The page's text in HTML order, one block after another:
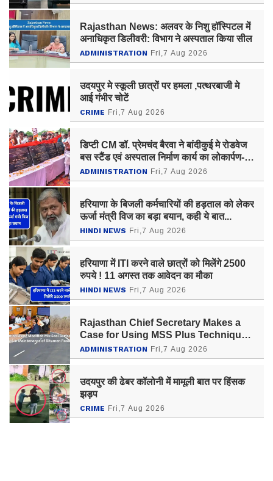
Rajasthan News: अलवर के निशु हॉस्पिटल में
अनाधिकृत डिलीवरी: विभाग ने अस्पताल किया सील
ADMINISTRATION Fri,7 Aug 2026
उदयपुर मे स्कूली छात्रों पर हमला ,पत्थरबाजी मे
आई गंभीर चोटें
CRIME Fri,7 Aug 2026
डिप्टी CM डॉ. प्रेमचंद बैरवा ने बांदीकुई मे रोडवेज
बस स्टैंड एवं अस्पताल निर्माण कार्य का लोकार्पण-
शिलान्यास किया
ADMINISTRATION Fri,7 Aug 2026
हरियाणा के बिजली कर्मचारियों की हड़ताल को लेकर
ऊर्जा मंत्री विज का बड़ा बयान, कही ये बात...
HINDI NEWS Fri,7 Aug 2026
हरियाणा में ITI करने वाले छात्रों को मिलेंगे 2500
रुपये ! 11 अगस्त तक आवेदन का मौका
HINDI NEWS Fri,7 Aug 2026
Rajasthan Chief Secretary Makes a
Case for Using MSS Plus Technique
for Maintenance of Bitumen Roads
ADMINISTRATION Fri,7 Aug 2026
उदयपुर की ढेबर कॉलोनी में मामूली बात पर हिंसक
झड़प
CRIME Fri,7 Aug 2026